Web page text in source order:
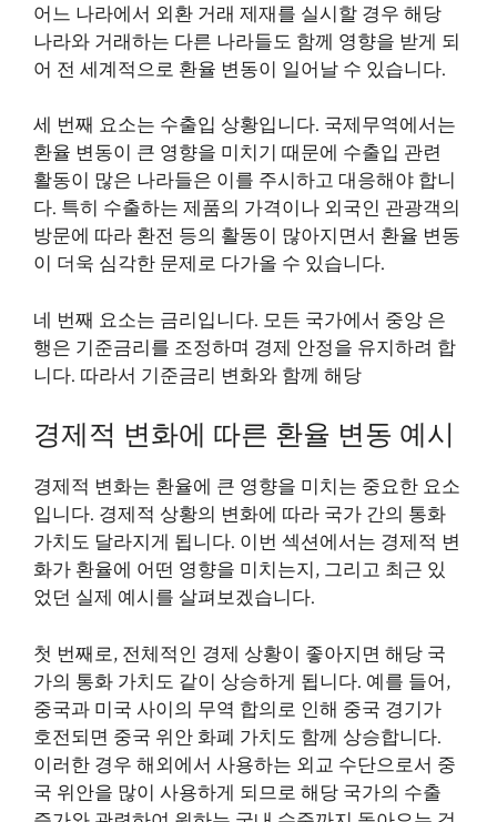
어느 나라에서 외환 거래 제재를 실시할 경우 해당
나라와 거래하는 다른 나라들도 함께 영향을 받게 되
어 전 세계적으로 환율 변동이 일어날 수 있습니다.
세 번째 요소는 수출입 상황입니다. 국제무역에서는
환율 변동이 큰 영향을 미치기 때문에 수출입 관련
활동이 많은 나라들은 이를 주시하고 대응해야 합니
다. 특히 수출하는 제품의 가격이나 외국인 관광객의
방문에 따라 환전 등의 활동이 많아지면서 환율 변동
이 더욱 심각한 문제로 다가올 수 있습니다.
네 번째 요소는 금리입니다. 모든 국가에서 중앙 은
행은 기준금리를 조정하며 경제 안정을 유지하려 합
니다. 따라서 기준금리 변화와 함께 해당
경제적 변화에 따른 환율 변동 예시
경제적 변화는 환율에 큰 영향을 미치는 중요한 요소
입니다. 경제적 상황의 변화에 따라 국가 간의 통화
가치도 달라지게 됩니다. 이번 섹션에서는 경제적 변
화가 환율에 어떤 영향을 미치는지, 그리고 최근 있
었던 실제 예시를 살펴보겠습니다.
첫 번째로, 전체적인 경제 상황이 좋아지면 해당 국
가의 통화 가치도 같이 상승하게 됩니다. 예를 들어,
중국과 미국 사이의 무역 합의로 인해 중국 경기가
호전되면 중국 위안 화폐 가치도 함께 상승합니다.
이러한 경우 해외에서 사용하는 외교 수단으로서 중
국 위안을 많이 사용하게 되므로 해당 국가의 수출